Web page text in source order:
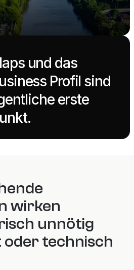
und das
Profil sind
erste
wirken
unnötig
technisch